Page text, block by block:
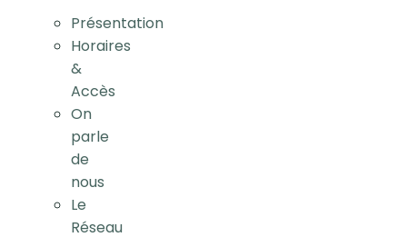
Présentation
Horaires
&
Accès
On
parle
de
nous
Le
Réseau